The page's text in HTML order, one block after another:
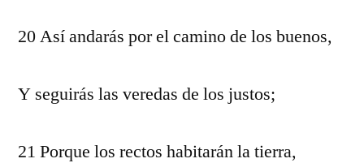
20 Así andarás por el camino de los buenos,
Y seguirás las veredas de los justos;
21 Porque los rectos habitarán la tierra,